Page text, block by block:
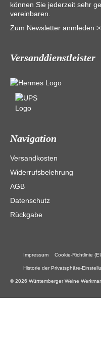
können Sie jederzeit sehr
vereinbaren.
Zum Newsletter anmleden
Versanddienstleister
Navigation
Versandkosten
Widerrufsbelehrung
AGB
Datenschutz
Rückgabe
Impressum Cookie-Richtlinie
Historie der Privatsphäre-
© 2026 Württemberger Weine